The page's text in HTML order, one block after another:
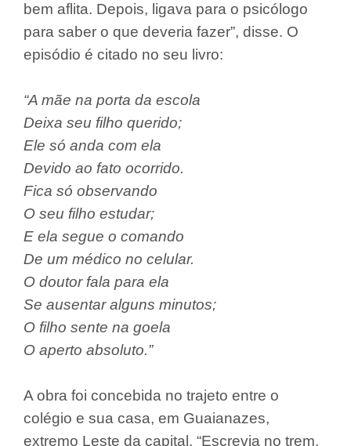
bem aflita. Depois, ligava para o psicólogo
para saber o que deveria fazer”, disse. O
episódio é citado no seu livro:
“A mãe na porta da escola
Deixa seu filho querido;
Ele só anda com ela
Devido ao fato ocorrido.
Fica só observando
O seu filho estudar;
E ela segue o comando
De um médico no celular.
O doutor fala para ela
Se ausentar alguns minutos;
O filho sente na goela
O aperto absoluto.”
A obra foi concebida no trajeto entre o
colégio e sua casa, em Guaianazes,
extremo Leste da capital. “Escrevia no trem,